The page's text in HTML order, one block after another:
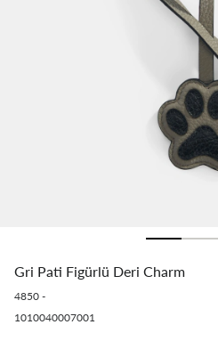
Gri Pati Figürlü Deri Charm
4850 -
1010040007001